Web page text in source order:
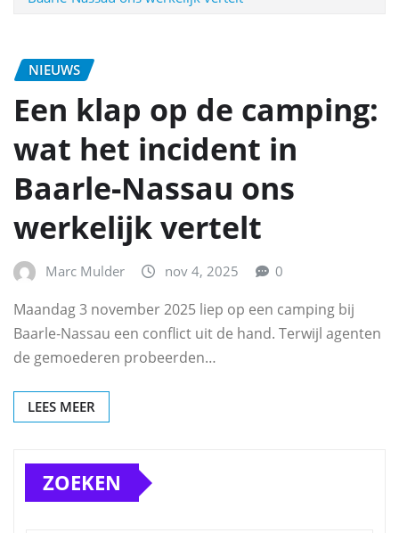
NIEUWS
Een klap op de camping:
wat het incident in
Baarle‑Nassau ons
werkelijk vertelt
Marc Mulder nov 4, 2025 0
Maandag 3 november 2025 liep op een camping bij
Baarle‑Nassau een conflict uit de hand. Terwijl agenten
de gemoederen probeerden…
LEES MEER
ZOEKEN